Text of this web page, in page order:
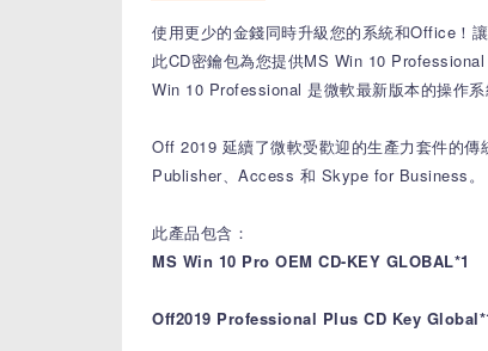
使用更少的金錢同時升級您的系統和Office！
此CD密鑰包為您提供MS Win 10
Win 10 Professional 是微軟最新版本的操作
Off 2019 延續了微軟受歡迎的生產力套件的
Publisher、Access 和 Skype for Business。
此產品包含：
MS Win 10 Pro OEM CD-KEY GLOBAL*1
Off2019 Professional Plus CD Key